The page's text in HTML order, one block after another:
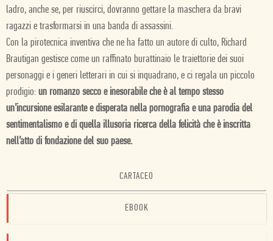
ladro, anche se, per riuscirci, dovranno gettare la maschera da bravi
ragazzi e trasformarsi in una banda di assassini.
Con la pirotecnica inventiva che ne ha fatto un autore di culto, Richard
Brautigan gestisce come un raffinato burattinaio le traiettorie dei suoi
personaggi e i generi letterari in cui si inquadrano, e ci regala un piccolo
prodigio: un romanzo secco e inesorabile che è al tempo stesso
un’incursione esilarante e disperata nella pornografia e una parodia del
sentimentalismo e di quella illusoria ricerca della felicità che è inscritta
nell’atto di fondazione del suo paese.
CARTACEO
EBOOK